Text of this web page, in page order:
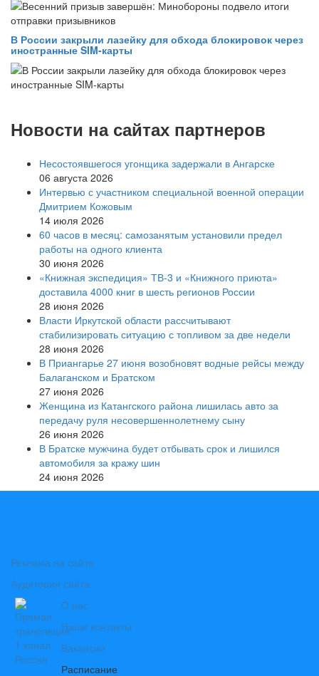
В России закрыли лазейку для обхода блокировок через
иностранные SIM-карты
Новости на сайтах партнеров
Несостоявшегося угонщика задержали в Ангарске
06 августа 2026
Интервью с участником специальной военной операции
Дмитрием Кожовым
14 июля 2026
60 часов в месяц: самозанятым установили предел
работы на одного клиента
30 июня 2026
«Книжная экспедиция» ТВ-3 и «Книжного приюта»
доставила 4000 книг в шесть регионов России
28 июня 2026
Власти Иркутской области рассчитывают
стабилизировать ситуацию с топливом за две недели
28 июня 2026
В Приангарье 27 июня возобновят водные рейсы между
Балаганском и Братском
27 июня 2026
Женщина из Катангского района лишилась авто за
передачу руля несовершеннолетнему сыну
26 июня 2026
В Братске мужчина будет отбывать срок и лишился
автомобиля за кражу шин
24 июня 2026
Реклама на сайте
Аудитория сайта
О нас
Наши контакты
Вакансии
Расписание